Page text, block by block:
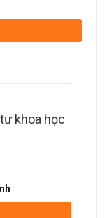
khoa học